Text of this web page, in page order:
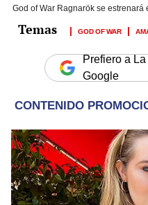
God of War Ragnarök se estrenará
GOD OF WAR
Prefiero a
Google